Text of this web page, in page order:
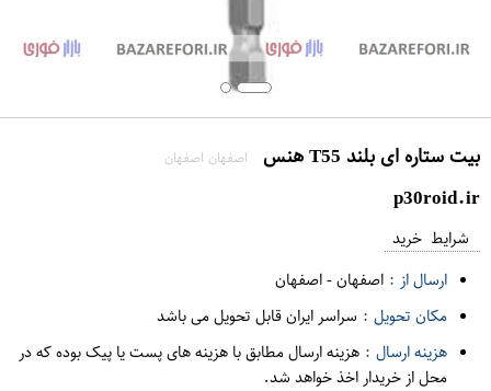
بیت ستاره ای بلند T55 هنس اصفهان اصفهان
p30roid.ir
شرایط خرید
ارسال از : اصفهان-اصفهان
مکان تحویل : سراسر ایران قابل تحویل می باشد
هزینه ارسال : هزینه ارسال مطابق با هزینه های پست یا پیک بوده که در
محل از خریدار اخذ خواهد شد.